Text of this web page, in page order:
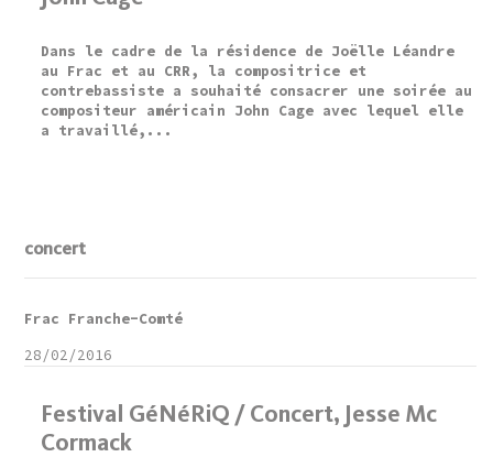
Dans le cadre de la résidence de Joëlle Léandre
au Frac et au CRR, la compositrice et
contrebassiste a souhaité consacrer une soirée au
compositeur américain John Cage avec lequel elle
a travaillé,...
concert
Festival GéNéRiQ / Concert, Jesse Mc
Cormack
Frac Franche-Comté
28/02/2016